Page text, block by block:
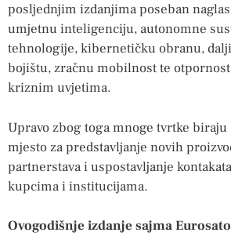
posljednjim izdanjima poseban
umjetnu inteligenciju, autonomne
tehnologije, kibernetičku obranu,
bojištu, zračnu mobilnost te
kriznim uvjetima.
Upravo zbog toga mnoge tvrtke
mjesto za predstavljanje novih
partnerstava i uspostavljanje
kupcima i institucijama.
Ovogodišnje izdanje sajma